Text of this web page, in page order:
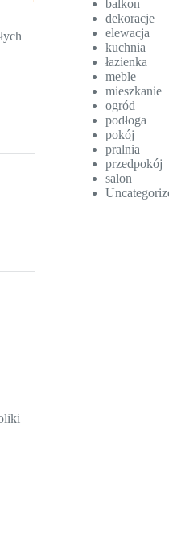
balkon
dekoracje
elewacja
kuchnia
łazienka
meble
mieszkanie
ogród
podłoga
pokój
pralnia
przedpokój
salon